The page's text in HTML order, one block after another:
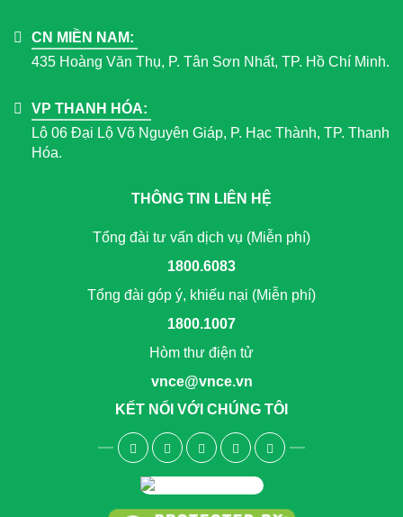
CN MIỀN NAM:
435 Hoàng Văn Thụ, P. Tân Sơn Nhất, TP. Hồ Chí Minh.
VP THANH HÓA:
Lô 06 Đại Lộ Võ Nguyên Giáp, P. Hạc Thành, TP. Thanh
Hóa.
THÔNG TIN LIÊN HỆ
Tổng đài tư vấn dịch vụ (Miễn phí)
1800.6083
Tổng đài góp ý, khiếu nại (Miễn phí)
1800.1007
Hòm thư điện tử
vnce@vnce.vn
KẾT NỐI VỚI CHÚNG TÔI